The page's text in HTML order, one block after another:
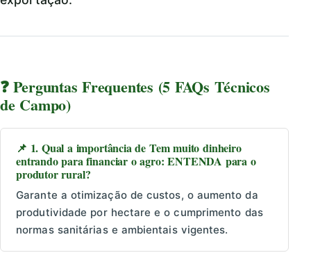
❓ Perguntas Frequentes (5 FAQs Técnicos
de Campo)
📌 1. Qual a importância de Tem muito dinheiro
entrando para financiar o agro: ENTENDA para o
produtor rural?
Garante a otimização de custos, o aumento da
produtividade por hectare e o cumprimento das
normas sanitárias e ambientais vigentes.